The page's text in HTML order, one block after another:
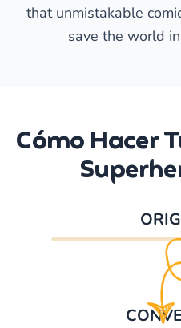
that unmistakable
save the world
Cómo Hacer